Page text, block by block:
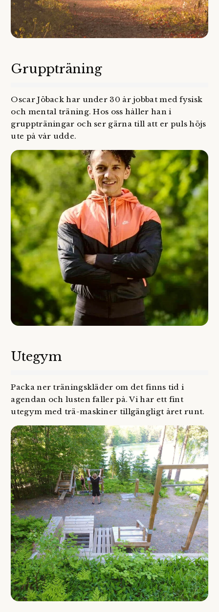
Gruppträning
Oscar Jöback har under 30 år jobbat med fysisk
och mental träning. Hos oss håller han i
gruppträningar och ser gärna till att er puls höjs
ute på vår udde.
Utegym
Packa ner träningskläder om det finns tid i
agendan och lusten faller på. Vi har ett fint
utegym med trä-maskiner tillgängligt året runt.